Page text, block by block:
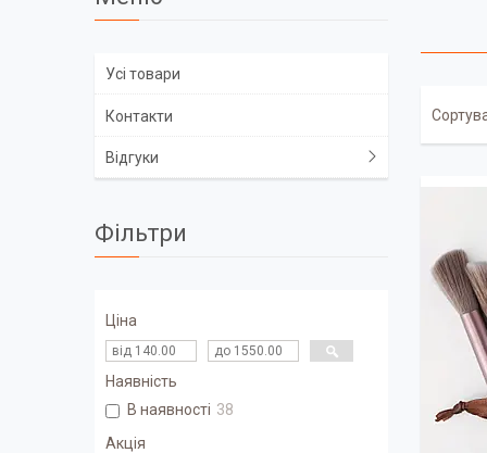
Усі товари
Контакти
Відгуки
Фільтри
Ціна
Наявність
В наявності 38
Акція